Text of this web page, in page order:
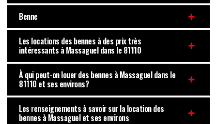
Benne
Les locations des bennes à des prix très
intéressants à Massaguel dans le 81110
À qui peut-on louer des bennes à Massaguel dans le
81110 et ses environs?
Les renseignements à savoir sur la location des
bennes à Massaguel et ses environs